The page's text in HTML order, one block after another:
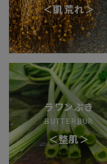
＜肌荒れ＞
ラワンぶき
BUTTERBUR
＜整肌＞